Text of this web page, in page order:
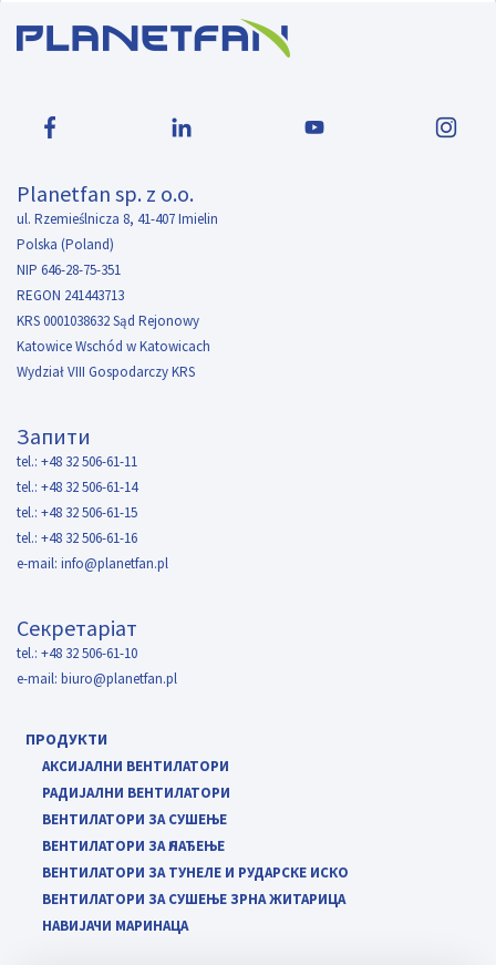
Planetfan sp. z o.o.
ul. Rzemieślnicza 8, 41-407 Imielin
Polska (Poland)
NIP 646-28-75-351
REGON 241443713
KRS 0001038632 Sąd Rejonowy
Katowice Wschód w Katowicach
Wydział VIII Gospodarczy KRS
Запити
tel.: +48 32 506-61-11
tel.: +48 32 506-61-14
tel.: +48 32 506-61-15
tel.: +48 32 506-61-16
e-mail: info@planetfan.pl
Секретаріат
tel.: +48 32 506-61-10
e-mail: biuro@planetfan.pl
ПРОДУКТИ
АКСИЈАЛНИ ВЕНТИЛАТОРИ
РАДИЈАЛНИ ВЕНТИЛАТОРИ
ВЕНТИЛАТОРИ ЗА СУШЕЊЕ
ВЕНТИЛАТОРИ ЗА ҺЛАЂЕЊЕ
ВЕНТИЛАТОРИ ЗА ТУНЕЛЕ И РУДАРСКЕ ИСКО
ВЕНТИЛАТОРИ ЗА СУШЕЊЕ ЗРНА ЖИТАРИЦА
НАВИЈАЧИ МАРИНАЦА